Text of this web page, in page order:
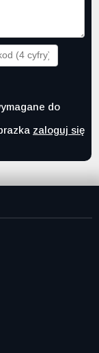
do
zaloguj się